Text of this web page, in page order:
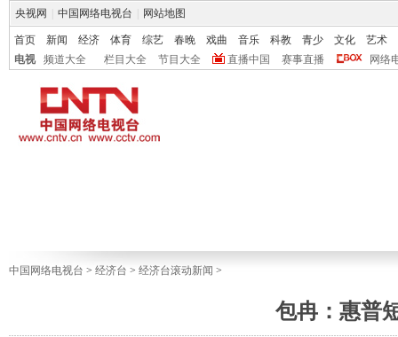
央视网 中国网络电视台 网站地图
首页 新闻 经济 体育 综艺 春晚 戏曲 音乐 科教 青少 文化
艺术
电视
频道大全 栏目大全 节目大全 直播中国 赛事直播 网络
中国网络电视台 > 经济台 > 经济台滚动新闻 >
包冉：惠普